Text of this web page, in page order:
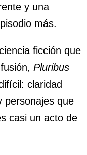
y una
más.
ficción que
Pluribus
claridad
personajes que
casi un acto de